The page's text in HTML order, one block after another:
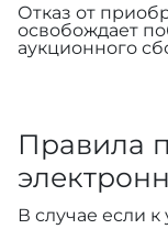
Отказ от
освобождает
аукционного
Правила
В случае если